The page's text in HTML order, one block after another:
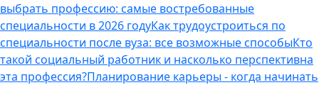
выбрать профессию: самые востребованные
специальности в 2026 годуКак трудоустроиться по
специальности после вуза: все возможные способыКто
такой социальный работник и насколько перспективна
эта профессия?Планирование карьеры - когда начинать